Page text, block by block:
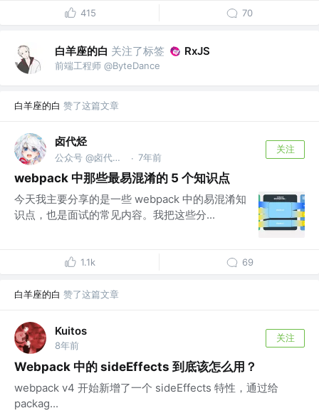
415 70
白羊座的白 关注了标签 RxJS
前端工程师 @ByteDance
白羊座的白 赞了这篇文章
卤代烃
公众号 @卤代烃实验室 · 7年前
关注
webpack 中那些最易混淆的 5 个知识点
今天我主要分享的是一些 webpack 中的易混淆知
识点，也是面试的常见内容。我把这些分...
1.1k 69
白羊座的白 赞了这篇文章
Kuitos
8年前
关注
Webpack 中的 sideEffects 到底该怎么用？
webpack v4 开始新增了一个 sideEffects 特性，通过给
packag...